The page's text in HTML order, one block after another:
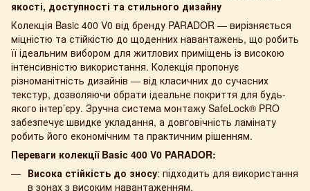
якості, доступності та стильного дизайну
Колекція Basic 400 V0 від бренду PARADOR — вирізняється
міцністю та стійкістю до щоденних навантажень, що робить
її ідеальним вибором для житлових приміщень із високою
інтенсивністю використання. Колекція пропонує
різноманітність дизайнів — від класичних до сучасних
текстур, дозволяючи обрати ідеальне покриття для будь-
якого інтер’єру. Зручна система монтажу SafeLock® PRO
забезпечує швидке укладання, а довговічність ламінату
робить його економічним та практичним рішенням.
Переваги колекції Basic 400 V0 PARADOR:
Висока стійкість до зносу: підходить для використання
в зонах з високим навантаженням.